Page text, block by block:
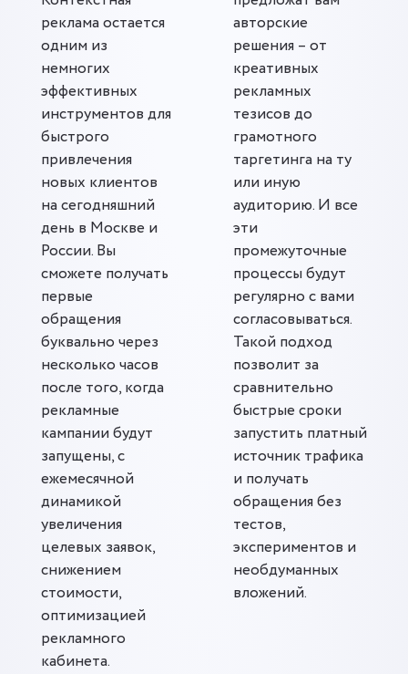
реклама остается
одним из
немногих
эффективных
инструментов для
быстрого
привлечения
новых клиентов
на сегодняшний
день в Москве и
России. Вы
сможете получать
первые
обращения
буквально через
несколько часов
после того, когда
рекламные
кампании будут
запущены, с
ежемесячной
динамикой
увеличения
целевых заявок,
снижением
стоимости,
оптимизацией
рекламного
кабинета.
авторские
решения – от
креативных
рекламных
тезисов до
грамотного
таргетинга на ту
или иную
аудиторию. И все
эти
промежуточные
процессы будут
регулярно с вами
согласовываться.
Такой подход
позволит за
сравнительно
быстрые сроки
запустить платный
источник трафика
и получать
обращения без
тестов,
экспериментов и
необдуманных
вложений.